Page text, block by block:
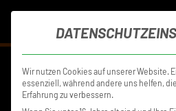
Wir nutzen Cookies auf unserer Website.
essenziell, während andere uns helfen,
Erfahrung zu verbessern.